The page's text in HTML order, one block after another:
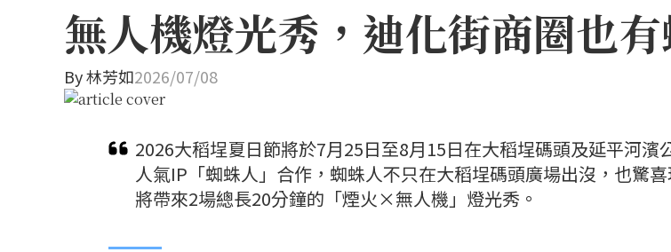
無人機燈光秀，迪化街商圈也
By林芳如2026/07/08
2026大稻埕夏日節將於7月25日至8月15日在大稻埕碼頭及延平河濱
人氣IP「蜘蛛人」合作，蜘蛛人不只在大稻埕碼頭廣場出沒，也驚
將帶來2場總長20分鐘的「煙火×無人機」燈光秀。